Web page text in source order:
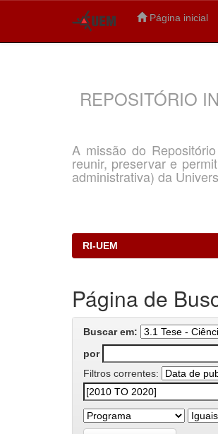
Página inicial
REPOSITÓRIO
A missão do
reunir, preservar e
administrativa) da
RI-UEM
Página de
Buscar em:
por
Filtros correntes: